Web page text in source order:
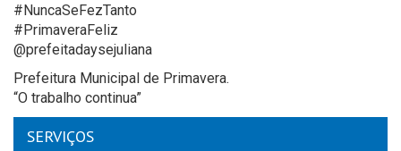
#NuncaSeFezTanto
#PrimaveraFeliz
@prefeitadaysejuliana
Prefeitura Municipal de Primavera.
“O trabalho continua”
SERVIÇOS